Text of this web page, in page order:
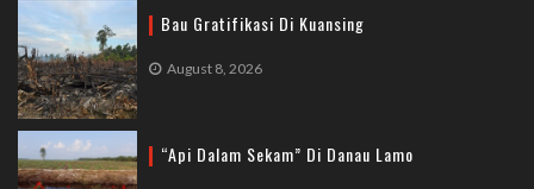
Bau Gratifikasi Di Kuansing
August 8, 2026
“Api Dalam Sekam” Di Danau Lamo